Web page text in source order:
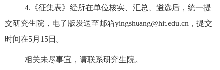
4. 《征集表》经所在单位核实、汇总、遴选后，统一提
交研究生院，电子版发送至邮箱yingshuang@hit.edu.cn ，提交
时间在5月 15日。
相关未尽事宜，请联系研究生院。